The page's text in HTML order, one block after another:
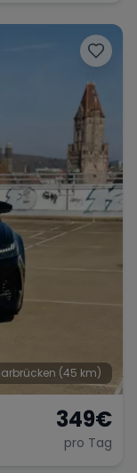
(45 km)
349€
pro Tag